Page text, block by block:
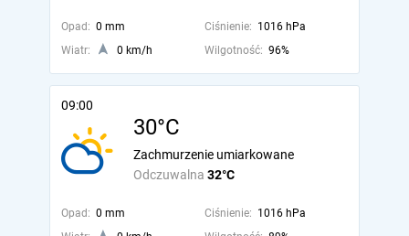
Opad: 0 mm Ciśnienie: 1016 hPa
Wiatr:
0 km/h Wilgotność: 96%
09:00
30°C
Odczuwalna 32°C
Zachmurzenie umiarkowane
Opad: 0 mm Ciśnienie: 1016 hPa